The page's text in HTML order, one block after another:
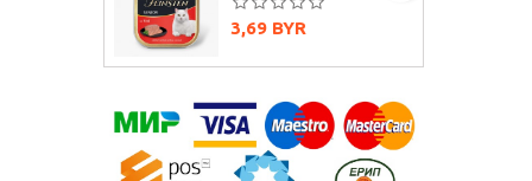
Цена
3,69 BYR